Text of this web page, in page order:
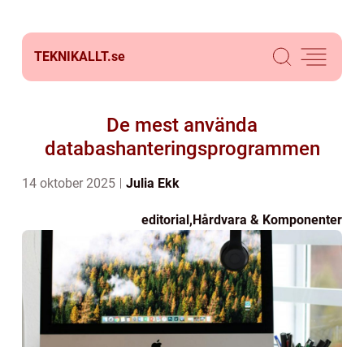
TEKNIKALLT.se
De mest använda
databashanteringsprogrammen
14 oktober 2025 Julia Ekk
editorial,Hårdvara & Komponenter